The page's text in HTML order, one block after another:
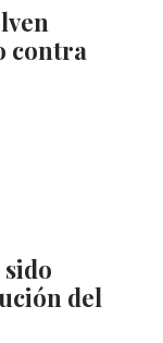
contra
del